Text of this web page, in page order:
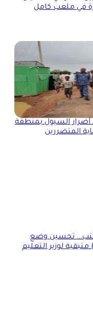
في ملعب كامل
السيول بمنطقة
المتضررين
تحسين وضع
لوزير التعليم